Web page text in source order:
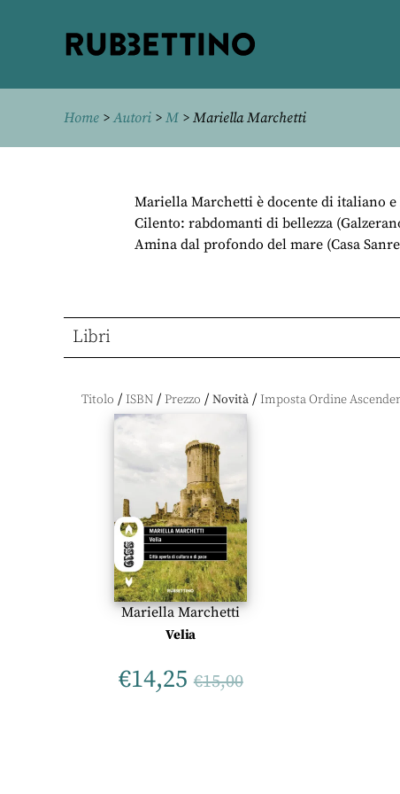
Home >Autori > M > Mariella Marchetti
Mariella Marchetti è docente di italiano
Cilento: rabdomanti di bellezza
Amina dal profondo del mare (Casa
Libri
Titolo / ISBN / Prezzo / Novità /
Mariella Marchetti
Velia
€14,25 €15,00